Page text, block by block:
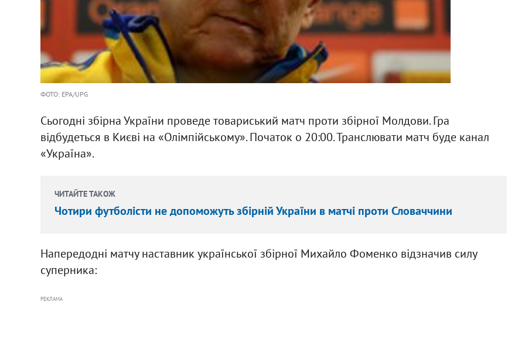
ФОТО: EPA/UPG
Сьогодні збірна України проведе товариський матч проти збірної Молдови. Гра
відбудеться в Києві на «Олімпійському». Початок о 20:00. Транслювати матч буде канал
«Україна».
ЧИТАЙТЕ ТАКОЖ
Чотири футболісти не допоможуть збірній України в матчі проти Словаччини
Напередодні матчу наставник української збірної Михайло Фоменко відзначив силу
суперника:
РЕКЛАМА